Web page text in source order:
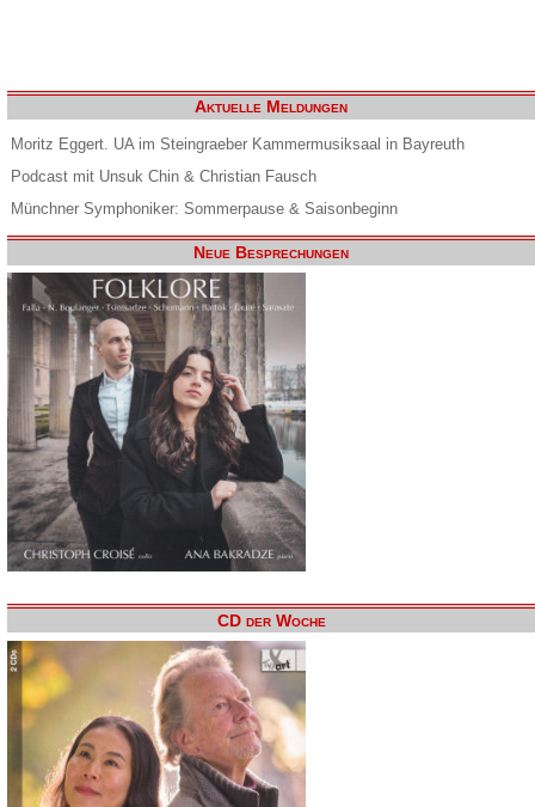
Aktuelle Meldungen
Moritz Eggert. UA im Steingraeber Kammermusiksaal in Bayreuth
Podcast mit Unsuk Chin & Christian Fausch
Münchner Symphoniker: Sommerpause & Saisonbeginn
Neue Besprechungen
CD der Woche